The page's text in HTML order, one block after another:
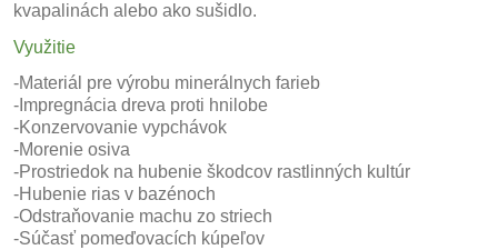
kvapalinách alebo ako sušidlo.
Využitie
-Materiál pre výrobu minerálnych farieb
-Impregnácia dreva proti hnilobe
-Konzervovanie vypchávok
-Morenie osiva
-Prostriedok na hubenie škodcov rastlinných kultúr
-Hubenie rias v bazénoch
-Odstraňovanie machu zo striech
-Súčasť pomeďovacích kúpeľov